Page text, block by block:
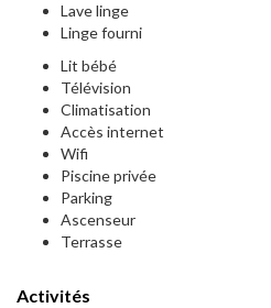
Lave linge
Linge fourni
Lit bébé
Télévision
Climatisation
Accès internet
Wifi
Piscine privée
Parking
Ascenseur
Terrasse
Activités